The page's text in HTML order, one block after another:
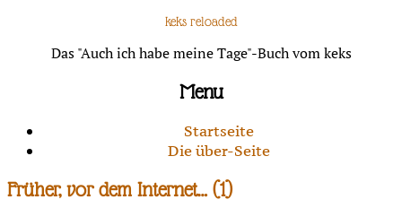
keks reloaded
Das "Auch ich habe meine Tage"-Buch vom keks
Menu
Startseite
Die über-Seite
Früher, vor dem Internet… (1)